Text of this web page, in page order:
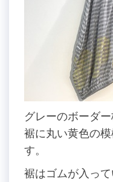
グレーのボーダー
裾に丸い黄色の
す。
裾はゴムが入っ